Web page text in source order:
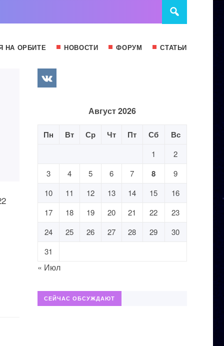
НА ОРБИТЕ НОВОСТИ ФОРУМ СТАТЬИ
Август 2026
Пн Вт Ср Чт Пт Сб Вс
1
2
3
4 5 6 7 8
9
10
11 12 13 14 15
16
17
18 19 20 21 22
23
24
25 26 27 28 29
30
31
« Июл
СЕЙЧАС ОБСУЖДАЮТ